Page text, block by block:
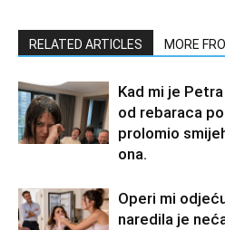
RELATED ARTICLES MORE
Kad mi je
od rebaraca
prolomio
ona.
Operi mi
naredila je